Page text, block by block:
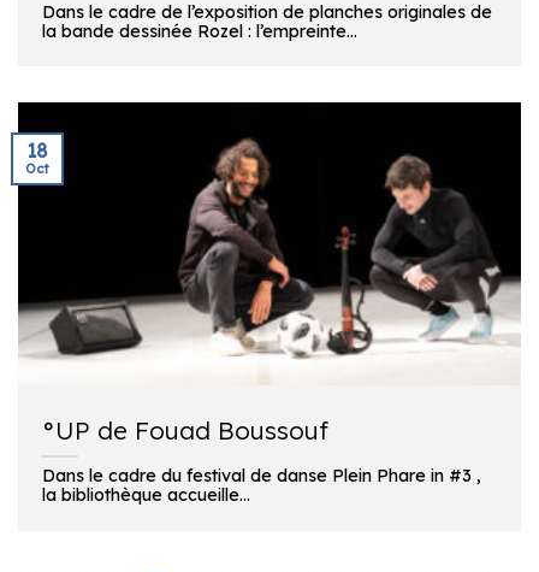
Dans le cadre de l’exposition de planches originales de
la bande dessinée Rozel : l’empreinte...
°UP de Fouad Boussouf
Dans le cadre du festival de danse Plein Phare in #3 ,
la bibliothèque accueille...
18
Oct